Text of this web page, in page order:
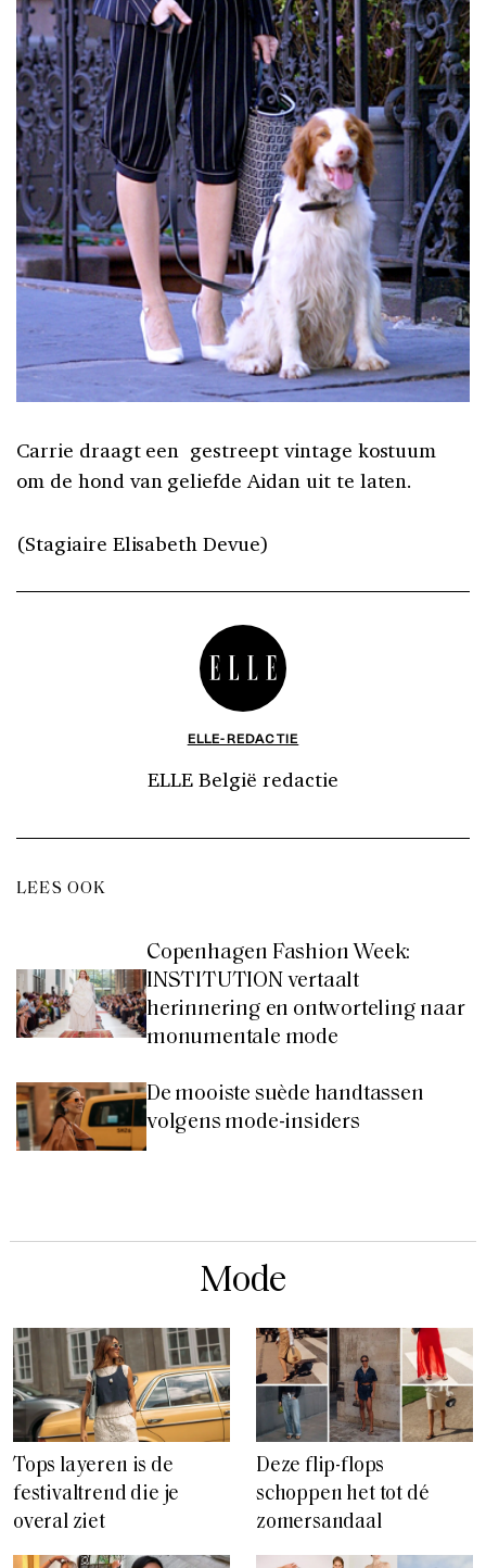
Carrie draagt een gestreept vintage kostuum
om de hond van geliefde Aidan uit te laten.
(Stagiaire Elisabeth Devue)
ELLE-REDACTIE
ELLE België redactie
LEES OOK
Copenhagen Fashion Week:
INSTITUTION vertaalt
herinnering en ontworteling naar
monumentale mode
De mooiste suède handtassen
volgens mode-insiders
Mode
Tops layeren is de
festivaltrend die je
overal ziet
Deze flip-flops
schoppen het tot dé
zomersandaal